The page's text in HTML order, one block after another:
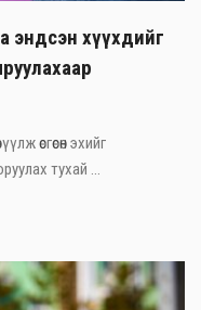
эндсэн хүүхдийг
өсгөсөн эхийг
тухай ...